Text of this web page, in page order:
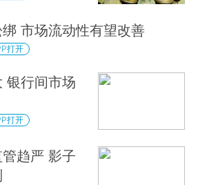
市场流动性有望改善
打开
银行间市场
打开
趋严 影子